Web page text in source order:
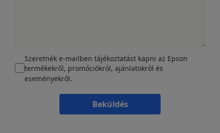
Szeretnék e-mailben tájékoztatást kapni az Epson
termékekről, promóciókról, ajánlatokról és
eseményekről.
Beküldés